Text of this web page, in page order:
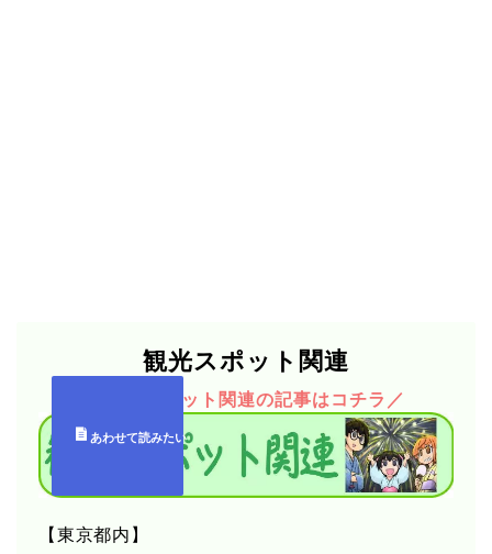
観光スポット関連
＼観光スポット関連の記事はコチラ／
【東京都内】